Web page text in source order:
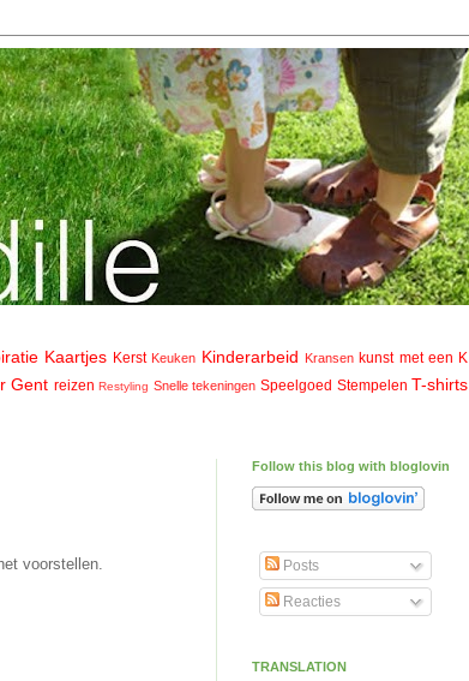
Kaartjes Kerst Keuken Kinderarbeid Kransen kunst met een K
Gent reizen Restyling Snelle tekeningen Speelgoed Stempelen T-shirts
voorstellen.
Follow this blog with bloglovin
Posts
Reacties
TRANSLATION